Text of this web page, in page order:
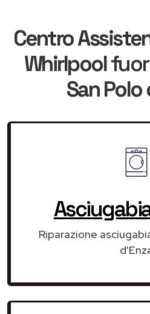
Centro
Whirlpool
San Polo
Riparazione